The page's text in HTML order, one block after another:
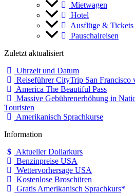
Mietwagen
Hotel
Ausflüge & Tickets
Pauschalreisen
Zuletzt aktualisiert
Uhrzeit und Datum
Reiseführer CityTrip San
America The Beautiful Pass
Massive Gebührenerhöhung in
Touristen
Amerikanisch Sprachkurse
Information
Aktueller Dollarkurs
Benzinpreise USA
Wettervorhersage USA
Kostenlose Broschüren
Gratis Amerikanisch Sprachkurs